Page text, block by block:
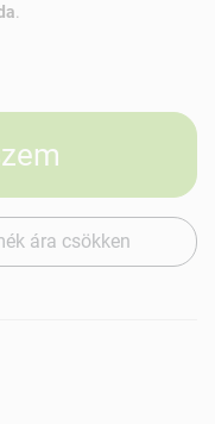
ára csökken